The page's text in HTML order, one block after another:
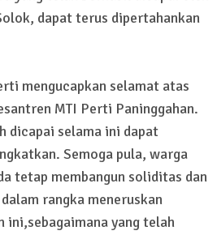
dapat terus dipertahankan
mengucapkan selamat atas
MTI Perti Paninggahan.
dicapai selama ini dapat
Semoga pula, warga
tetap membangun soliditas dan
rangka meneruskan
ini,sebagaimana yang telah